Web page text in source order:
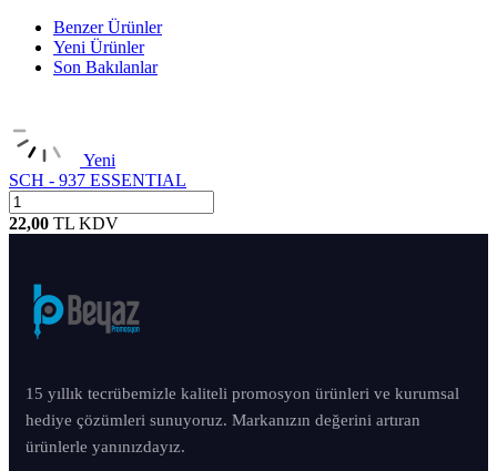
Benzer Ürünler
Yeni Ürünler
Son Bakılanlar
Yeni
SCH - 937 ESSENTIAL
22,00 TL KDV
15 yıllık tecrübemizle kaliteli promosyon ürünleri ve kurumsal
hediye çözümleri sunuyoruz. Markanızın değerini artıran
ürünlerle yanınızdayız.